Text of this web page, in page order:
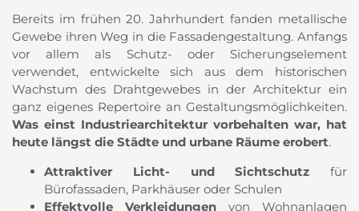
Bereits im frühen 20. Jahrhundert fanden metallische
Gewebe ihren Weg in die Fassadengestaltung. Anfangs
vor allem als Schutz- oder Sicherungselement
verwendet, entwickelte sich aus dem historischen
Wachstum des Drahtgewebes in der Architektur ein
ganz eigenes Repertoire an Gestaltungsmöglichkeiten.
Was einst Industriearchitektur vorbehalten war, hat
heute längst die Städte und urbane Räume erobert.
Attraktiver Licht- und Sichtschutz für
Bürofassaden, Parkhäuser oder Schulen
Effektvolle Verkleidungen von Wohnanlagen